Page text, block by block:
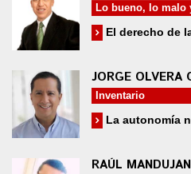
Lo bueno, lo malo
El derecho de
JORGE OLVERA
Inventario
La autonomía
RAÚL